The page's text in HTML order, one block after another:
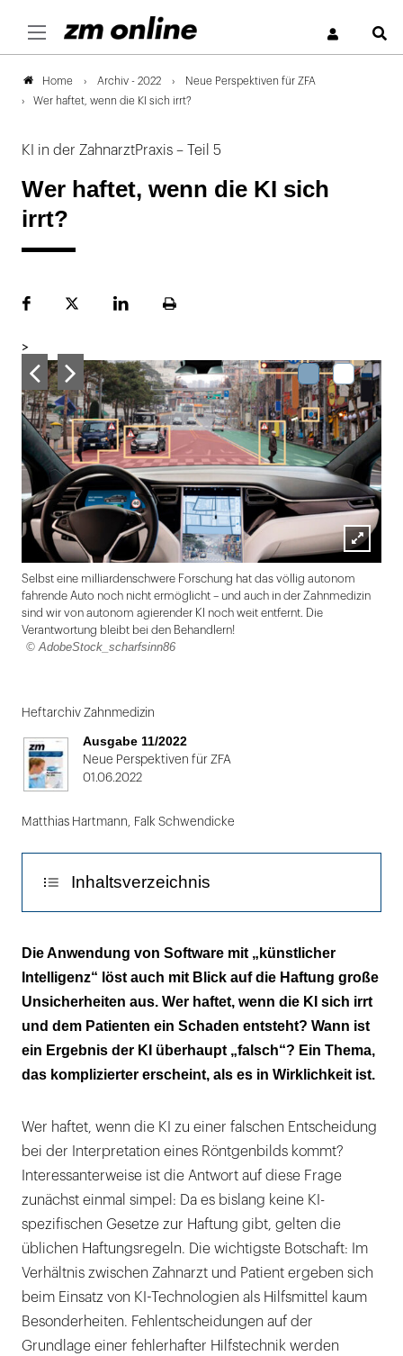
Home Archiv - 2022
Neue Perspektiven für ZFA
Wer haftet, wenn die KI sich irrt?
KI in der ZahnarztPraxis – Teil 5
Wer haftet, wenn die KI sich
irrt?
FacebookPlattformLinekdInSeite
>
Lightbox
öffnen
Selbst eine milliardenschwere Forschung hat das völlig autonom
fahrende Auto noch nicht ermöglicht – und auch in der Zahnmedizin
sind wir von autonom agierender KI noch weit entfernt. Die
Verantwortung bleibt bei den Behandlern!
© AdobeStock_scharfsinn86
1
von
2
Heftarchiv Zahnmedizin
Ausgabe 11/2022
Neue Perspektiven für ZFA
01.06.2022
Matthias Hartmann Falk Schwendicke
Inhaltsverzeichnis
Was ist ein Irrtum der KI?
Wann ist sie mangelhaft?
Haftet die KI?
Was ist mit Datenschutz?
Die Anwendung von Software mit „künstlicher
Intelligenz“ löst auch mit Blick auf die Haftung große
Unsicherheiten aus. Wer haftet, wenn die KI sich irrt
und dem Patienten ein Schaden entsteht? Wann ist
ein Ergebnis der KI überhaupt „falsch“? Ein Thema,
das komplizierter erscheint, als es in Wirklichkeit ist.
Wer haftet, wenn die KI zu einer falschen Entscheidung
bei der Interpretation eines Röntgenbilds kommt?
Interessanterweise ist die Antwort auf diese Frage
zunächst einmal simpel: Da es bislang keine KI-
spezifischen Gesetze zur Haftung gibt, gelten die
üblichen Haftungsregeln. Die wichtigste Botschaft: Im
Verhältnis zwischen Zahnarzt und Patient ergeben sich
beim Einsatz von KI-Technologien als Hilfsmittel kaum
Besonderheiten. Fehlentscheidungen auf der
Grundlage einer fehlerhafter Hilfstechnik werden